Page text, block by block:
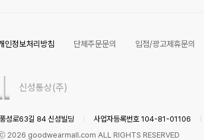
인정보처리방침 단체주문문의 입점/광고제휴문의
신성통상(주)
성로63길 84 신성빌딩 사업자등록번호 104-81-01106
2026 goodwearmall.com ALL RIGHTS RESERVED